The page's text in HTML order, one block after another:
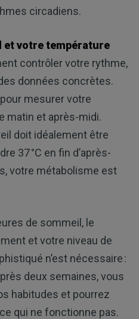
circadiens.
et votre température
contrôler votre rythme,
données concrètes.
mesurer votre
matin et après-midi.
doit idéalement être
37 °C en fin d’après-
votre métabolisme est
de sommeil, le
et votre niveau de
n’est nécessaire :
deux semaines, vous
habitudes et pourrez
qui ne fonctionne pas.